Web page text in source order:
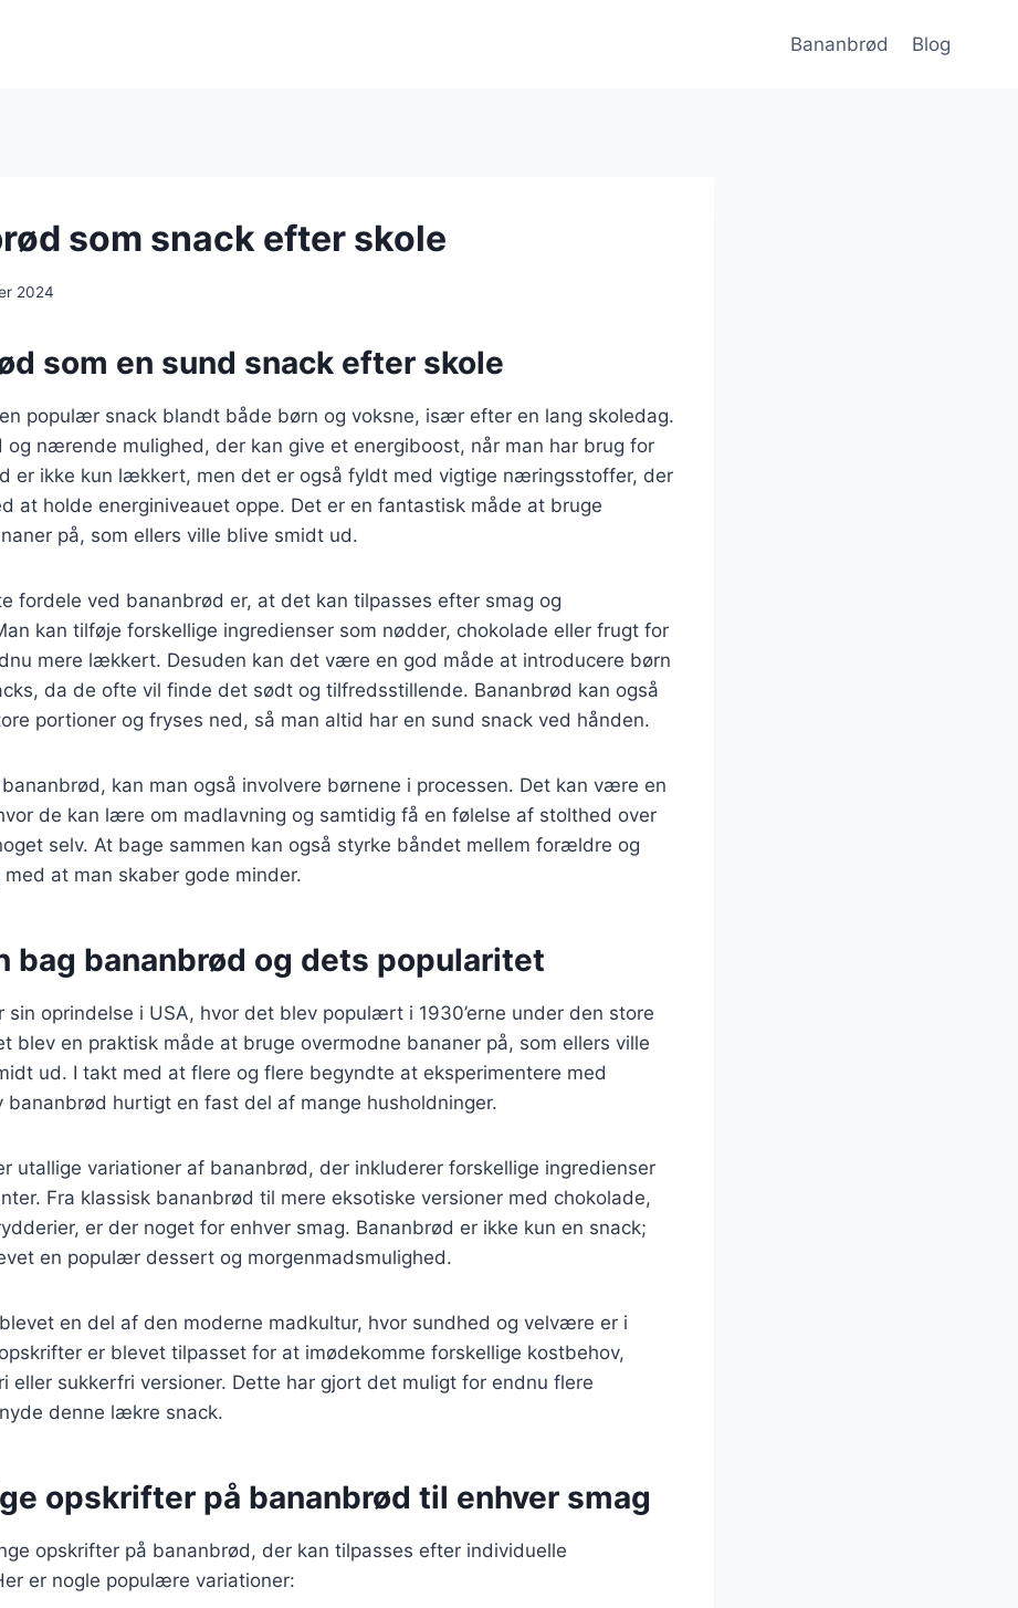
Bananbrød Blog
som snack efter skole
2024
som en sund snack efter skole
populær snack blandt både børn og voksne, især efter en lang skoledag.
og nærende mulighed, der kan give et energiboost, når man har brug for
er ikke kun lækkert, men det er også fyldt med vigtige næringsstoffer, der
at holde energiniveauet oppe. Det er en fantastisk måde at bruge
på, som ellers ville blive smidt ud.
fordele ved bananbrød er, at det kan tilpasses efter smag og
kan tilføje forskellige ingredienser som nødder, chokolade eller frugt for
mere lækkert. Desuden kan det være en god måde at introducere børn
da de ofte vil finde det sødt og tilfredsstillende. Bananbrød kan også
portioner og fryses ned, så man altid har en sund snack ved hånden.
kan man også involvere børnene i processen. Det kan være en
de kan lære om madlavning og samtidig få en følelse af stolthed over
selv. At bage sammen kan også styrke båndet mellem forældre og
at man skaber gode minder.
bag bananbrød og dets popularitet
sin oprindelse i USA, hvor det blev populært i 1930’erne under den store
blev en praktisk måde at bruge overmodne bananer på, som ellers ville
ud. I takt med at flere og flere begyndte at eksperimentere med
bananbrød hurtigt en fast del af mange husholdninger.
utallige variationer af bananbrød, der inkluderer forskellige ingredienser
Fra klassisk bananbrød til mere eksotiske versioner med chokolade,
er der noget for enhver smag. Bananbrød er ikke kun en snack;
en populær dessert og morgenmadsmulighed.
en del af den moderne madkultur, hvor sundhed og velvære er i
er blevet tilpasset for at imødekomme forskellige kostbehov,
eller sukkerfri versioner. Dette har gjort det muligt for endnu flere
denne lækre snack.
opskrifter på bananbrød til enhver smag
opskrifter på bananbrød, der kan tilpasses efter individuelle
er nogle populære variationer: